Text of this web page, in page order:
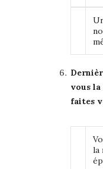
vous la
faites
la